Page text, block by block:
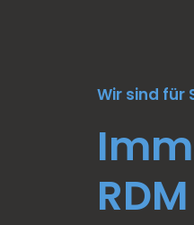
Wir sind für
RDM